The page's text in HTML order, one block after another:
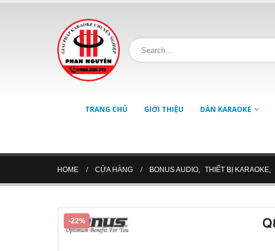
TRANG CHỦ GIỚI THIỆU DÀN KARAOKE
HOME CỬA HÀNG BONUS AUDIO, THIẾT BỊ KARAOKE,
-22%